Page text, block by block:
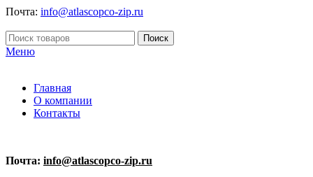
Почта: info@atlascopco-zip.ru
Поиск
Меню
Главная
О компании
Контакты
Почта: info@atlascopco-zip.ru